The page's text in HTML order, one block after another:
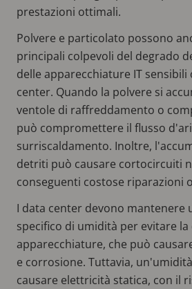
prestazioni ottimali.
Polvere e particolato possono
principali colpevoli del degrado
delle apparecchiature IT
center. Quando la polvere si
ventole di raffreddamento o
può compromettere il flusso
surriscaldamento. Inoltre,
detriti può causare cortocircuiti
conseguenti costose riparazioni
I data center devono mantenere
specifico di umidità per evitare la
apparecchiature, che può
e corrosione. Tuttavia,
causare elettricità statica, con il